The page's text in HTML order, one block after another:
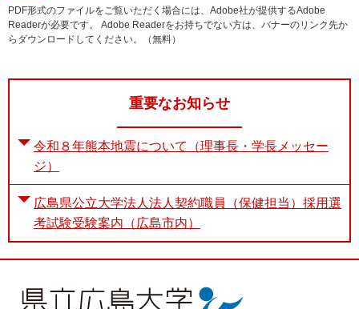
PDF形式のファイルをご覧いただく場合には、Adobe社が提供するAdobe
Readerが必要です。
Adobe Readerをお持ちでない方は、バナーのリンク先か
らダウンロードしてください。（無料）
重要なお知らせ
令和８年熊本地震について（理事長・学長メッセー
ジ）
広島県公立大学法人法人契約職員（保健担当）採用選
考試験受験案内（広島市内）